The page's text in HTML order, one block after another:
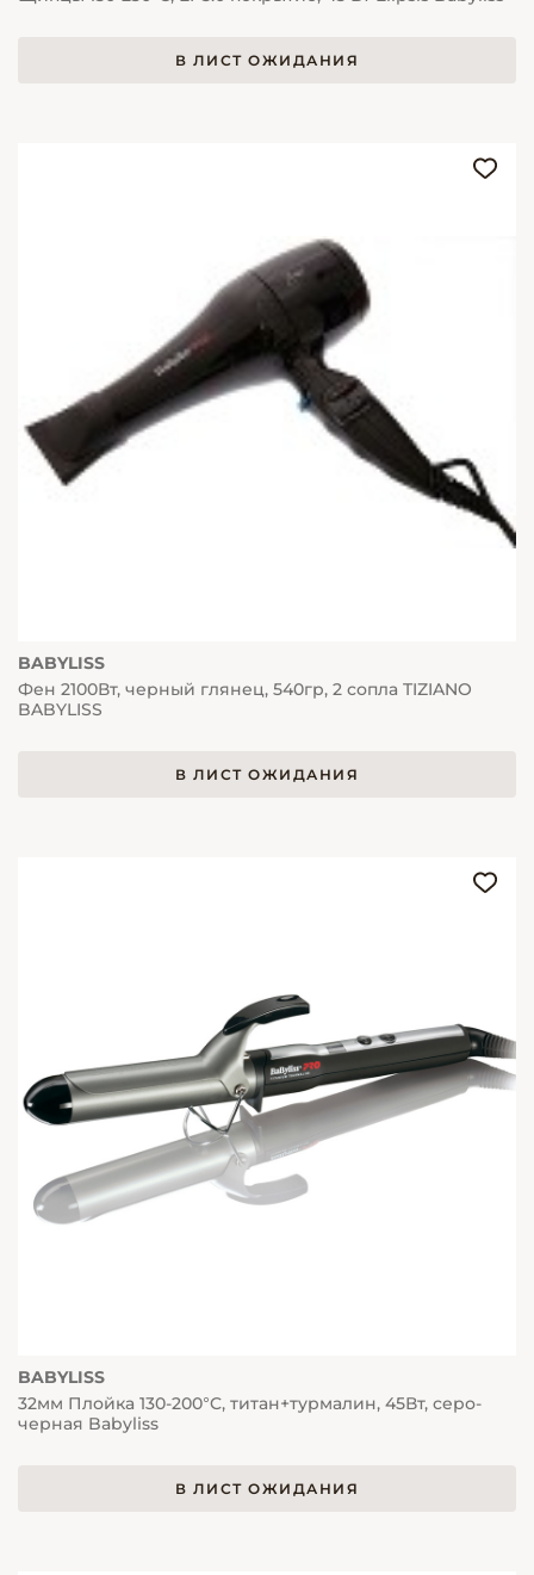
В ЛИСТ ОЖИДАНИЯ
BABYLISS
Фен 2100Вт, черный глянец, 540гр, 2 сопла TIZIANO
BABYLISS
В ЛИСТ ОЖИДАНИЯ
BABYLISS
32мм Плойка 130-200°C, титан+турмалин, 45Вт, серо-
черная Babyliss
В ЛИСТ ОЖИДАНИЯ